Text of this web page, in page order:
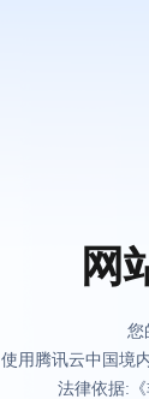
网
您
使用腾讯云中国境
法律依据: